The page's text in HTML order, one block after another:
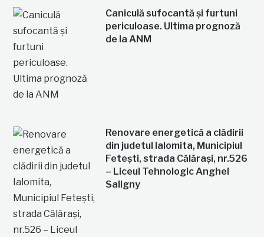
Caniculă sufocantă și furtuni
periculoase. Ultima prognoză
de la ANM
Renovare energetică a clădirii
din judetul Ialomita, Municipiul
Fetești, strada Călărași, nr.526
– Liceul Tehnologic Anghel
Saligny